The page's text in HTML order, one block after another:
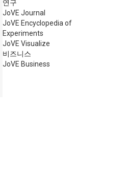
연구
JoVE Journal
JoVE Encyclopedia of
Experiments
JoVE Visualize
비즈니스
JoVE Business